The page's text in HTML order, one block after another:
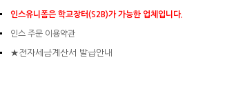
인스유니폼은 학교장터(S2B)가 가능한 업체입니다.
인스 주문 이용약관
★전자세금계산서 발급안내